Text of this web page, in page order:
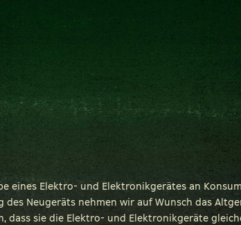
eines Elektro- und Elektronikgerätes an
Neugeräts nehmen wir auf Wunsch das
sie die Elektro- und Elektronikgeräte